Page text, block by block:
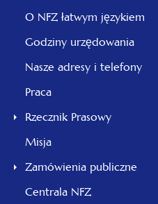
O NFZ łatwym językiem
Godziny urzędowania
Nasze adresy i telefony
Praca
Rzecznik Prasowy
Misja
Zamówienia publiczne
Centrala NFZ